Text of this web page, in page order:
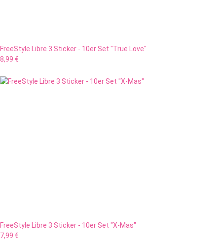
FreeStyle Libre 3 Sticker - 10er Set "True Love"
8,99 €
FreeStyle Libre 3 Sticker - 10er Set "X-Mas"
7,99 €